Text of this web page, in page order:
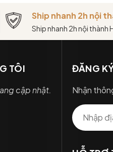
Ship nhanh 2h nội
Ship nhanh 2h nội thành
TÔI
cập nhật.
ĐĂNG
Nhận